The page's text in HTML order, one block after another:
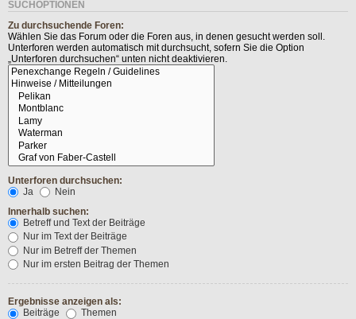
SUCHOPTIONEN
Zu durchsuchende Foren:
Wählen Sie das Forum oder die Foren aus, in denen gesucht werden soll.
Unterforen werden automatisch mit durchsucht, sofern Sie die Option
„Unterforen durchsuchen“ unten nicht deaktivieren.
Unterforen durchsuchen:
Ja
Nein
Innerhalb suchen:
Betreff und Text der Beiträge
Nur im Text der Beiträge
Nur im Betreff der Themen
Nur im ersten Beitrag der Themen
Ergebnisse anzeigen als:
Beiträge
Themen